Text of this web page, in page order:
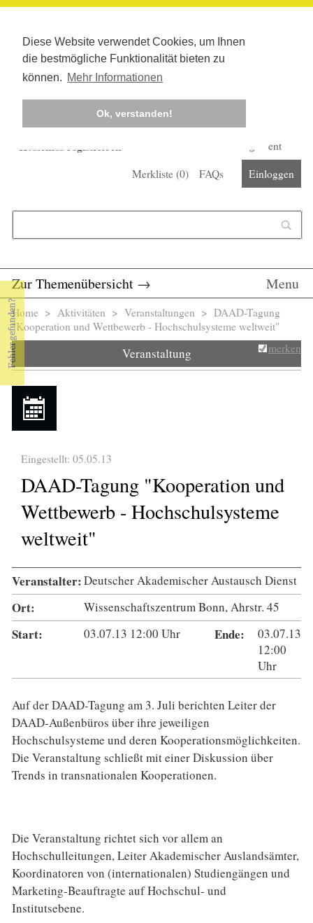
Diese Website verwendet Cookies, um Ihnen
die bestmögliche Funktionalität bieten zu
können. Mehr Informationen
Ok, verstanden!
Kostenlos registrieren
Corona-Management
Merkliste (0) FAQs Einloggen
Zur Themenübersicht → Menu
Sie sind hier
Home > Aktivitäten > Veranstaltungen > DAAD-Tagung
"Kooperation und Wettbewerb - Hochschulsysteme weltweit"
Veranstaltung merken
Eingestellt: 05.05.13
DAAD-Tagung "Kooperation und
Wettbewerb - Hochschulsysteme
weltweit"
Veranstalter:Deutscher Akademischer Austausch Dienst
Ort: Wissenschaftszentrum Bonn, Ahrstr. 45
Start: 03.07.13 12:00 Uhr Ende:
03.07.13
12:00
Uhr
Auf der DAAD-Tagung am 3. Juli berichten Leiter der
DAAD-Außenbüros über ihre jeweiligen
Hochschulsysteme und deren Kooperationsmöglichkeiten.
Die Veranstaltung schließt mit einer Diskussion über
Trends in transnationalen Kooperationen.
Die Veranstaltung richtet sich vor allem an
Hochschulleitungen, Leiter Akademischer Auslandsämter,
Koordinatoren von (internationalen) Studiengängen und
Marketing-Beauftragte auf Hochschul- und
Institutsebene.